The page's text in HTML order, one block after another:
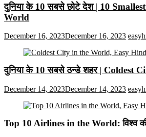
दुनिया के 10 सबसे छोटे देश | 10
World
December 16, 2023December 16, 2023
दुनिया के 10 सबसे ठन्डे शहर | Coldest
December 14, 2023December 14, 2023
Top 10 Airlines in the World: विश्व